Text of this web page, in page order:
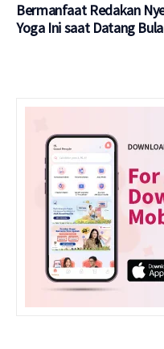
Bermanfaat Redakan
Yoga Ini saat Datang